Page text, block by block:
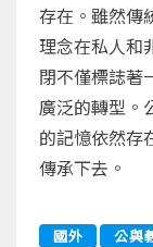
存在。雖然傳
理念在私人和
閉不僅標誌著
廣泛的轉型。
的記憶依然存
傳承下去。
國外 公與